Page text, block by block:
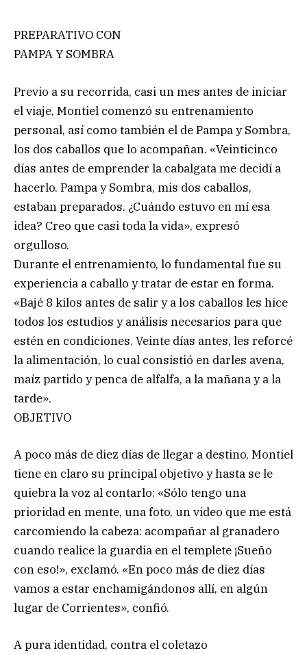
PREPARATIVO CON
PAMPA Y SOMBRA
Previo a su recorrida, casi un mes antes de iniciar
el viaje, Montiel comenzó su entrenamiento
personal, así como también el de Pampa y Sombra,
los dos caballos que lo acompañan. «Veinticinco
días antes de emprender la cabalgata me decidí a
hacerlo. Pampa y Sombra, mis dos caballos,
estaban preparados. ¿Cuándo estuvo en mí esa
idea? Creo que casi toda la vida», expresó
orgulloso.
Durante el entrenamiento, lo fundamental fue su
experiencia a caballo y tratar de estar en forma.
«Bajé 8 kilos antes de salir y a los caballos les hice
todos los estudios y análisis necesarios para que
estén en condiciones. Veinte días antes, les reforcé
la alimentación, lo cual consistió en darles avena,
maíz partido y penca de alfalfa, a la mañana y a la
tarde».
OBJETIVO
A poco más de diez días de llegar a destino, Montiel
tiene en claro su principal objetivo y hasta se le
quiebra la voz al contarlo: «Sólo tengo una
prioridad en mente, una foto, un video que me está
carcomiendo la cabeza: acompañar al granadero
cuando realice la guardia en el templete ¡Sueño
con eso!», exclamó. «En poco más de diez días
vamos a estar enchamigándonos allí, en algún
lugar de Corrientes», confió.
A pura identidad, contra el coletazo